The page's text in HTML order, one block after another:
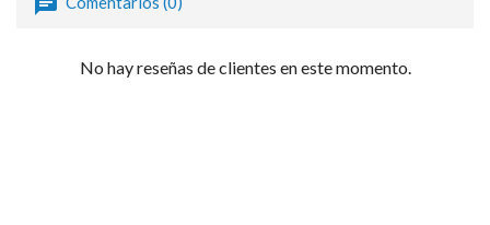
No hay reseñas de clientes en este momento.